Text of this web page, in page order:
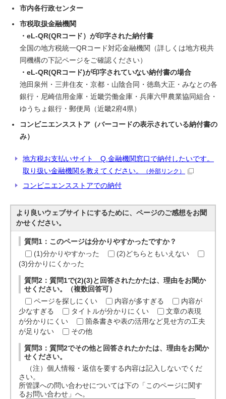
市内各行政センター
市税取扱金融機関
・eL-QR(QRコード）が印字された納付書
全国の地方税統一QRコード対応金融機関（詳しくは地方税共
同機構の下記ページをご確認ください）
・eL-QR(QRコード)が印字されていない納付書の場合
池田泉州・三井住友・京都・山陰合同・徳島大正・みなとの各
銀行・尼崎信用金庫・近畿労働金庫・兵庫六甲農業協同組合・
ゆうちょ銀行・郵便局（近畿2府4県）
コンビニエンスストア（バーコードの表示されている納付書の
み）
地方税お支払いサイト Q.金融機関窓口で納付したいです。
取り扱い金融機関を教えてください。
（外部リンク）
コンビニエンスストアでの納付
より良いウェブサイトにするために、ページのご感想をお聞
かせください。
質問1：このページは分かりやすかったですか？
(1)分かりやすかった
(2)どちらともいえない
(3)分かりにくかった
質問2：質問1で(2)(3)と回答されたかたは、理由をお聞か
せください。（複数回答可）
ページを探しにくい
内容が多すぎる
内容が
少なすぎる
タイトルが分かりにくい
文章の表現
が分かりにくい
箇条書きや表の活用など見せ方の工夫
が足りない
その他
質問3：質問2でその他と回答されたかたは、理由をお聞か
せください。
（注）個人情報・返信を要する内容は記入しないでくだ
さい。
所管課への問い合わせについては下の「このページに関す
るお問い合わせ」へ。